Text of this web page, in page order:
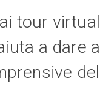
tour
a dare